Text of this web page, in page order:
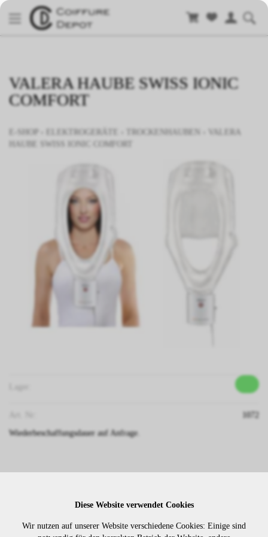
VALERA HAUBE SWISS IONIC
COMFORT
HAUBE SWISS IONIC COMFORT
1072
Wiederbeschaffungsdauer auf Anfrage.
sich ein oder registrieren Sie sich.Diese Website verwendet Cookies
Wir nutzen auf unserer Website verschiedene Cookies: Einige sind